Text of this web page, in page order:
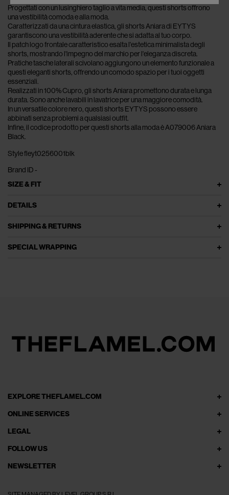
Progettati con un lusinghiero taglio a vita media, questi shorts offrono
una vestibilità comoda e alla moda.
Caratterizzati da una cintura elastica, gli shorts Aniara di EYTYS
garantiscono una vestibilità aderente che si adatta al tuo corpo.
Il patch logo frontale caratteristico esalta l'estetica minimalista degli
shorts, mostrando l'impegno del marchio per l'eleganza discreta.
Pratiche tasche laterali scivolano aggiungono un elemento funzionale a
questi eleganti shorts, offrendo un comodo spazio per i tuoi oggetti
essenziali.
Realizzati in 100% Cupro, gli shorts Aniara promettono durata e lunga
durata. Sono anche lavabili in lavatrice per una maggiore comodità.
In un versatile colore nero, questi shorts EYTYS possono essere
abbinati senza problemi a qualsiasi outfit.
Infine, il codice prodotto per questi shorts alla moda è A079006 Aniara
Black.
Style fleyt0256001blk
Brand ID -
SIZE & FIT
DETAILS
SHIPPING & RETURNS
SPECIAL WRAPPING
EXPLORE THEFLAMEL.COM
ONLINE SERVICES
LEGAL
FOLLOW US
NEWSLETTER